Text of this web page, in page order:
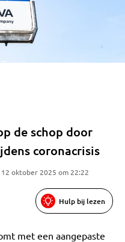
de schop door
coronacrisis
oktober 2025 om 22:22
Hulp bij lezen
met een aangepaste